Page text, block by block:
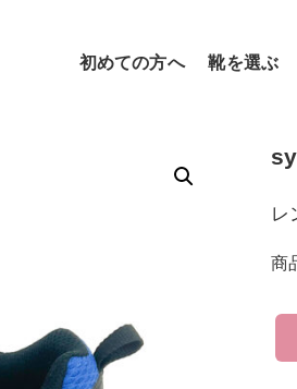
初めての方へ 靴を選ぶ
レ
商
個